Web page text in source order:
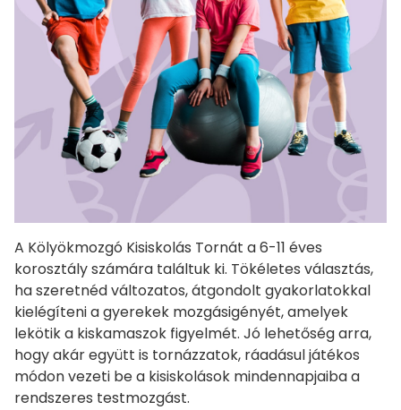
A Kölyökmozgó Kisiskolás Tornát a 6-11 éves
korosztály számára találtuk ki. Tökéletes választás,
ha szeretnéd változatos, átgondolt gyakorlatokkal
kielégíteni a gyerekek mozgásigényét, amelyek
lekötik a kiskamaszok figyelmét. Jó lehetőség arra,
hogy akár együtt is tornázzatok, ráadásul játékos
módon vezeti be a kisiskolások mindennapjaiba a
rendszeres testmozgást.